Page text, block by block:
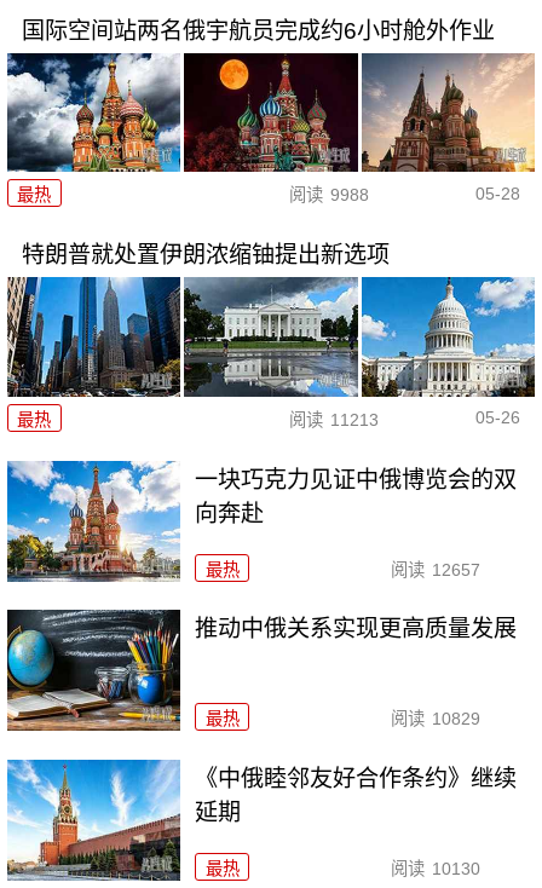
国际空间站两名俄宇航员完成约6小时舱外作业
最热 阅读 9988 05-28
特朗普就处置伊朗浓缩铀提出新选项
最热 阅读 11213 05-26
一块巧克力见证中俄博览会的双
向奔赴
最热 阅读 12657
推动中俄关系实现更高质量发展
最热 阅读 10829
《中俄睦邻友好合作条约》继续
延期
最热 阅读 10130